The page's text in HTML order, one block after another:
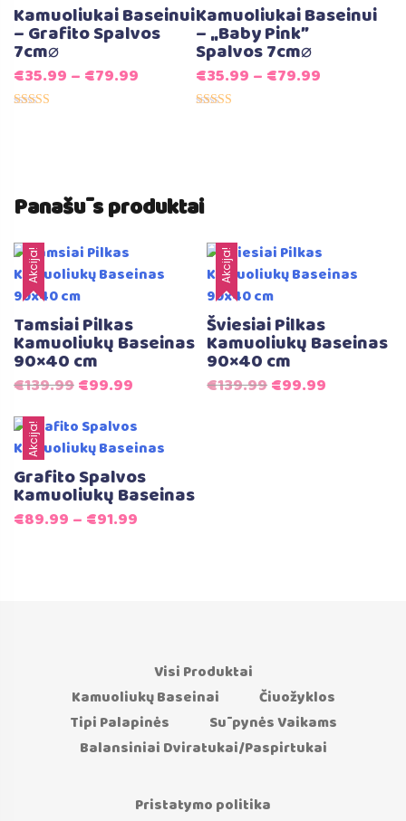
Kamuoliukai Baseinui
– Grafito Spalvos
7cm⌀
€35.99 – €79.99
Kamuoliukai Baseinui
– „Baby Pink”
Spalvos 7cm⌀
€35.99 – €79.99
Panašūs produktai
Akcija!
Tamsiai Pilkas
Kamuoliukų Baseinas
90×40 cm
€139.99Original
was:
€139.99.
€99.99
is:
€99.99.
Akcija!
Šviesiai Pilkas
Kamuoliukų Baseinas
90×40 cm
€139.99Original
€99.99
Akcija!
Grafito Spalvos
Kamuoliukų Baseinas
€89.99 – €91.99
Visi Produktai
Kamuoliukų Baseinai
Čiuožyklos
Tipi Palapinės
Sūpynės Vaikams
Balansiniai Dviratukai/Paspirtukai
Pristatymo politika